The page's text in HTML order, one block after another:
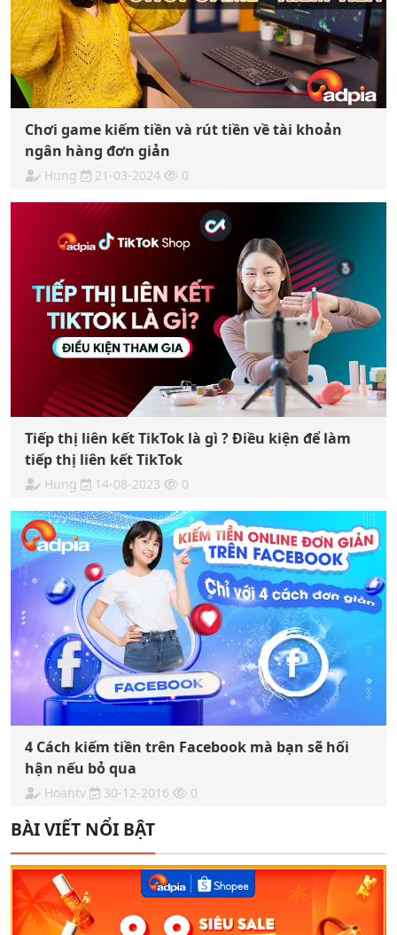
Chơi game kiếm tiền và rút tiền về tài khoản
ngân hàng đơn giản
Hung 21-03-2024 0
Tiếp thị liên kết TikTok là gì ? Điều kiện để làm
tiếp thị liên kết TikTok
Hung 14-08-2023 0
4 Cách kiếm tiền trên Facebook mà bạn sẽ hối
hận nếu bỏ qua
Hoantv 30-12-2016 0
BÀI VIẾT NỔI BẬT